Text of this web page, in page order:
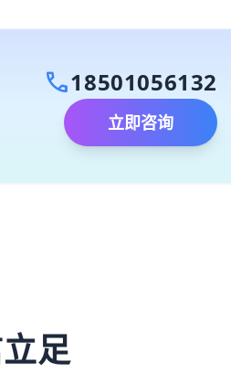
call18501056132
立即咨询
足